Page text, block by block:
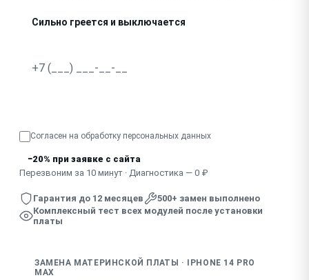
Сильно греется и выключается
Согласен на обработку персональных данных
−20% при заявке с сайта
Перезвоним за 10 минут · Диагностика — 0 ₽
Гарантия до 12 месяцев
500+ замен выполнено
Комплексный тест всех модулей после установки
платы
ЗАМЕНА МАТЕРИНСКОЙ ПЛАТЫ · IPHONE 14 PRO
MAX